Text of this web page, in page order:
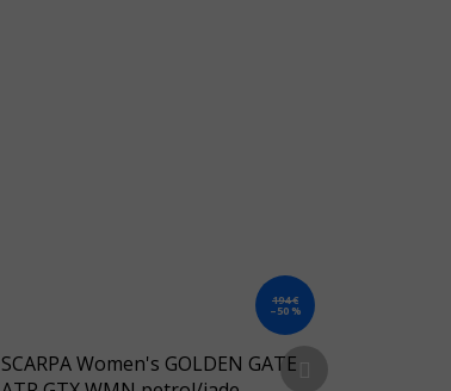
194 €
–50 %
SCARPA Women's GOLDEN GATE